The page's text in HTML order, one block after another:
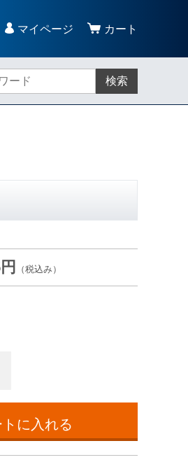
マイページ カート
検索
（税込み）
トに入れる